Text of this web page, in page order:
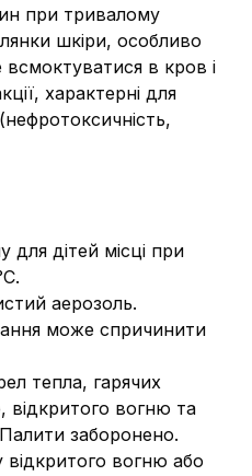
при тривалому
шкіри, особливо
в кров і
характерні для
для дітей місці при
аерозоль.
може спричинити
тепла, гарячих
відкритого вогню та
заборонено.
вогню або